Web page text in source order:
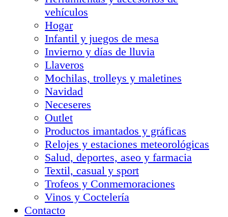
vehículos
Hogar
Infantil y juegos de mesa
Invierno y días de lluvia
Llaveros
Mochilas, trolleys y maletines
Navidad
Neceseres
Outlet
Productos imantados y gráficas
Relojes y estaciones meteorológicas
Salud, deportes, aseo y farmacia
Textil, casual y sport
Trofeos y Conmemoraciones
Vinos y Coctelería
Contacto